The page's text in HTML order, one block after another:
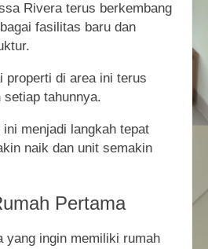
Rivera terus berkembang
fasilitas baru dan
properti di area ini terus
setiap tahunnya.
menjadi langkah tepat
naik dan unit semakin
Pertama
yang ingin memiliki rumah